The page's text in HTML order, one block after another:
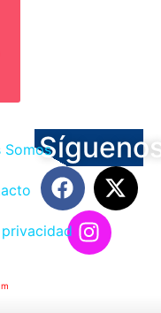
Somos